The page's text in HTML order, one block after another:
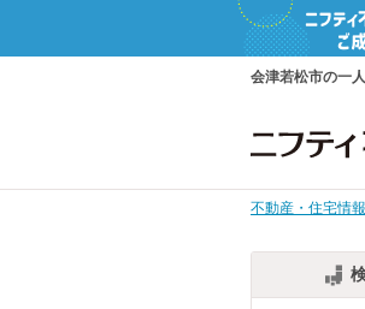
会津若松市の一
不動産・住宅情